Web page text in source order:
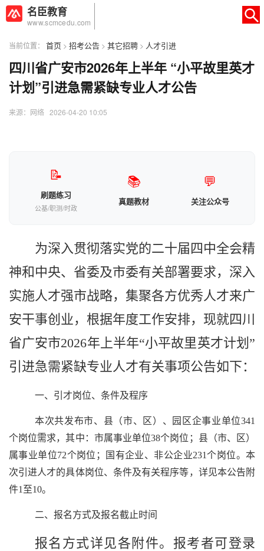
名臣教育
www.scmcedu.com
当前位置： 首页 > 招考公告 > 其它招聘 > 人才引进
四川省广安市2026年上半年 “小平故里英才
计划”引进急需紧缺专业人才公告
来源：网络 2026-04-20 10:05
📝
刷题练习
公基/职测/时政
📚
真题教材
💬
关注公众号
为深入贯彻落实党的二十届四中全会精
神和中央、省委及市委有关部署要求，深入
实施人才强市战略，集聚各方优秀人才来广
安干事创业，根据年度工作安排，现就四川
省广安市2026年上半年“小平故里英才计划”
引进急需紧缺专业人才有关事项公告如下：
一、引才岗位、条件及程序
本次共发布市、县（市、区）、园区企事业单位341
个岗位需求，其中：市属事业单位38个岗位；县（市、区）
属事业单位72个岗位；国有企业、非公企业231个岗位。本
次引进人才的具体岗位、条件及有关程序等，详见本公告附
件1 至10。
二、报名方式及报名截止时间
报名方式详见各附件。 报考者可登录
AI智能助手 转人工 ×